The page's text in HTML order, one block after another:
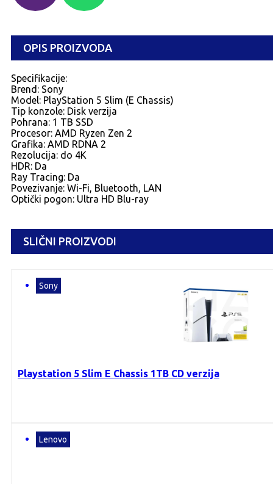
OPIS PROIZVODA
Specifikacije:
Brend: Sony
Model: PlayStation 5 Slim (E Chassis)
Tip konzole: Disk verzija
Pohrana: 1 TB SSD
Procesor: AMD Ryzen Zen 2
Grafika: AMD RDNA 2
Rezolucija: do 4K
HDR: Da
Ray Tracing: Da
Povezivanje: Wi-Fi, Bluetooth, LAN
Optički pogon: Ultra HD Blu-ray
SLIČNI PROIZVODI
Sony
Playstation 5 Slim E Chassis 1TB CD verzija
Lenovo